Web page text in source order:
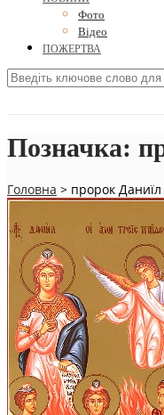
Фото
Відео
ПОЖЕРТВА
Позначка:
Головна > пророк Даниїл